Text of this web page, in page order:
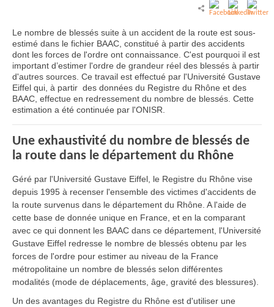
Le nombre de blessés suite à un accident de la route est sous-
estimé dans le fichier BAAC, constitué à partir des accidents
dont les forces de l'ordre ont connaissance. C'est pourquoi il est
important d’estimer l'ordre de grandeur réel des blessés à partir
d'autres sources. Ce travail est effectué par l'Université Gustave
Eiffel qui, à partir des données du Registre du Rhône et des
BAAC, effectue en redressement du nombre de blessés. Cette
estimation a été continuée par l'ONISR.
Une exhaustivité du nombre de blessés de
la route dans le département du Rhône
Géré par l'Université Gustave Eiffel, le Registre du Rhône vise
depuis 1995 à recenser l'ensemble des victimes d'accidents de
la route survenus dans le département du Rhône. A l'aide de
cette base de donnée unique en France, et en la comparant
avec ce qui donnent les BAAC dans ce département, l'Université
Gustave Eiffel redresse le nombre de blessés obtenu par les
forces de l'ordre pour estimer au niveau de la France
métropolitaine un nombre de blessés selon différentes
modalités (mode de déplacements, âge, gravité des blessures).
Un des avantages du Registre du Rhône est d'utiliser une